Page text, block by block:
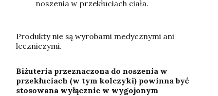
noszenia w przekłuciach ciała.
Produkty nie są wyrobami medycznymi ani
leczniczymi.
Biżuteria przeznaczona do noszenia w
przekłuciach (w tym kolczyki) powinna być
stosowana wyłącznie w wygojonym